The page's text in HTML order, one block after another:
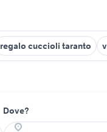
regalo cuccioli taranto
Dove?